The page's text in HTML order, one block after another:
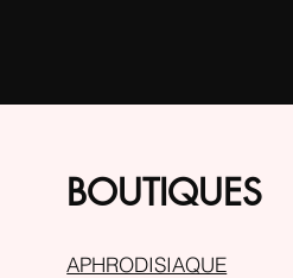
BOUTIQUES
APHRODISIAQUE